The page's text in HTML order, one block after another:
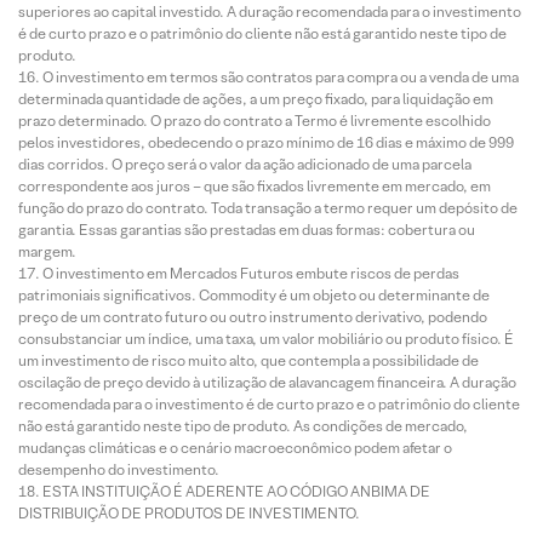
superiores ao capital investido. A duração recomendada para o investimento
é de curto prazo e o patrimônio do cliente não está garantido neste tipo de
produto.
O investimento em termos são contratos para compra ou a venda de uma
determinada quantidade de ações, a um preço fixado, para liquidação em
prazo determinado. O prazo do contrato a Termo é livremente escolhido
pelos investidores, obedecendo o prazo mínimo de 16 dias e máximo de 999
dias corridos. O preço será o valor da ação adicionado de uma parcela
correspondente aos juros – que são fixados livremente em mercado, em
função do prazo do contrato. Toda transação a termo requer um depósito de
garantia. Essas garantias são prestadas em duas formas: cobertura ou
margem.
O investimento em Mercados Futuros embute riscos de perdas
patrimoniais significativos. Commodity é um objeto ou determinante de
preço de um contrato futuro ou outro instrumento derivativo, podendo
consubstanciar um índice, uma taxa, um valor mobiliário ou produto físico. É
um investimento de risco muito alto, que contempla a possibilidade de
oscilação de preço devido à utilização de alavancagem financeira. A duração
recomendada para o investimento é de curto prazo e o patrimônio do cliente
não está garantido neste tipo de produto. As condições de mercado,
mudanças climáticas e o cenário macroeconômico podem afetar o
desempenho do investimento.
ESTA INSTITUIÇÃO É ADERENTE AO CÓDIGO ANBIMA DE
DISTRIBUIÇÃO DE PRODUTOS DE INVESTIMENTO.